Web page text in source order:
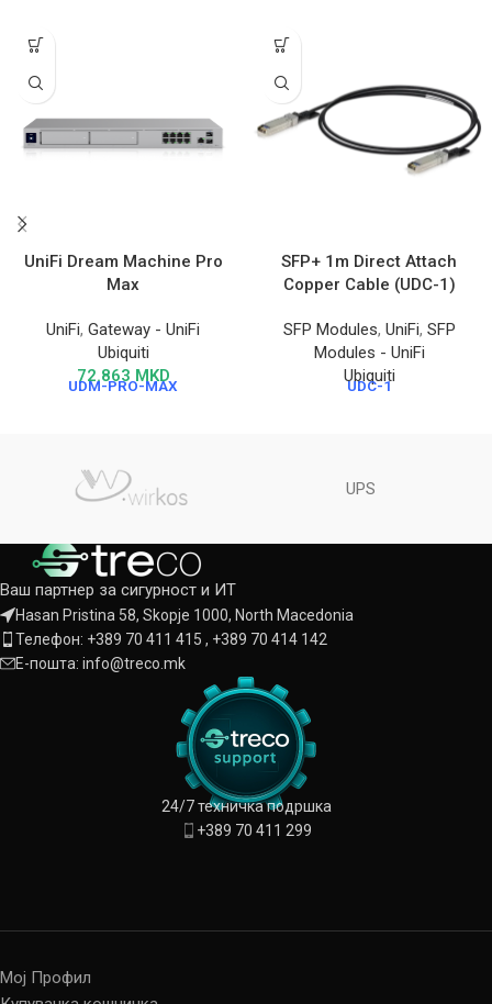
UniFi Dream Machine Pro
Max
UniFi, Gateway - UniFi
Ubiquiti
72.863 MKD
UDM-PRO-MAX
SFP+ 1m Direct Attach
Copper Cable (UDC-1)
SFP Modules, UniFi, SFP
Modules - UniFi
Ubiquiti
UDC-1
UPS
Ваш партнер за сигурност и ИТ
Hasan Pristina 58, Skopje 1000, North Macedonia
Телефон: +389 70 411 415 , +389 70 414 142
Е-пошта: info@treco.mk
24/7 техничка подршка
+389 70 411 299
Мој Профил